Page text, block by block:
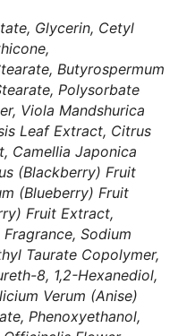
Glycerin, Cetyl
Butyrospermum
Polysorbate
Viola Mandshurica
Leaf Extract, Citrus
Camellia Japonica
(Blackberry) Fruit
(Blueberry) Fruit
Fruit Extract,
Sodium
Taurate Copolymer,
8, 1,2-Hexanediol,
Verum (Anise)
Phenoxyethanol,